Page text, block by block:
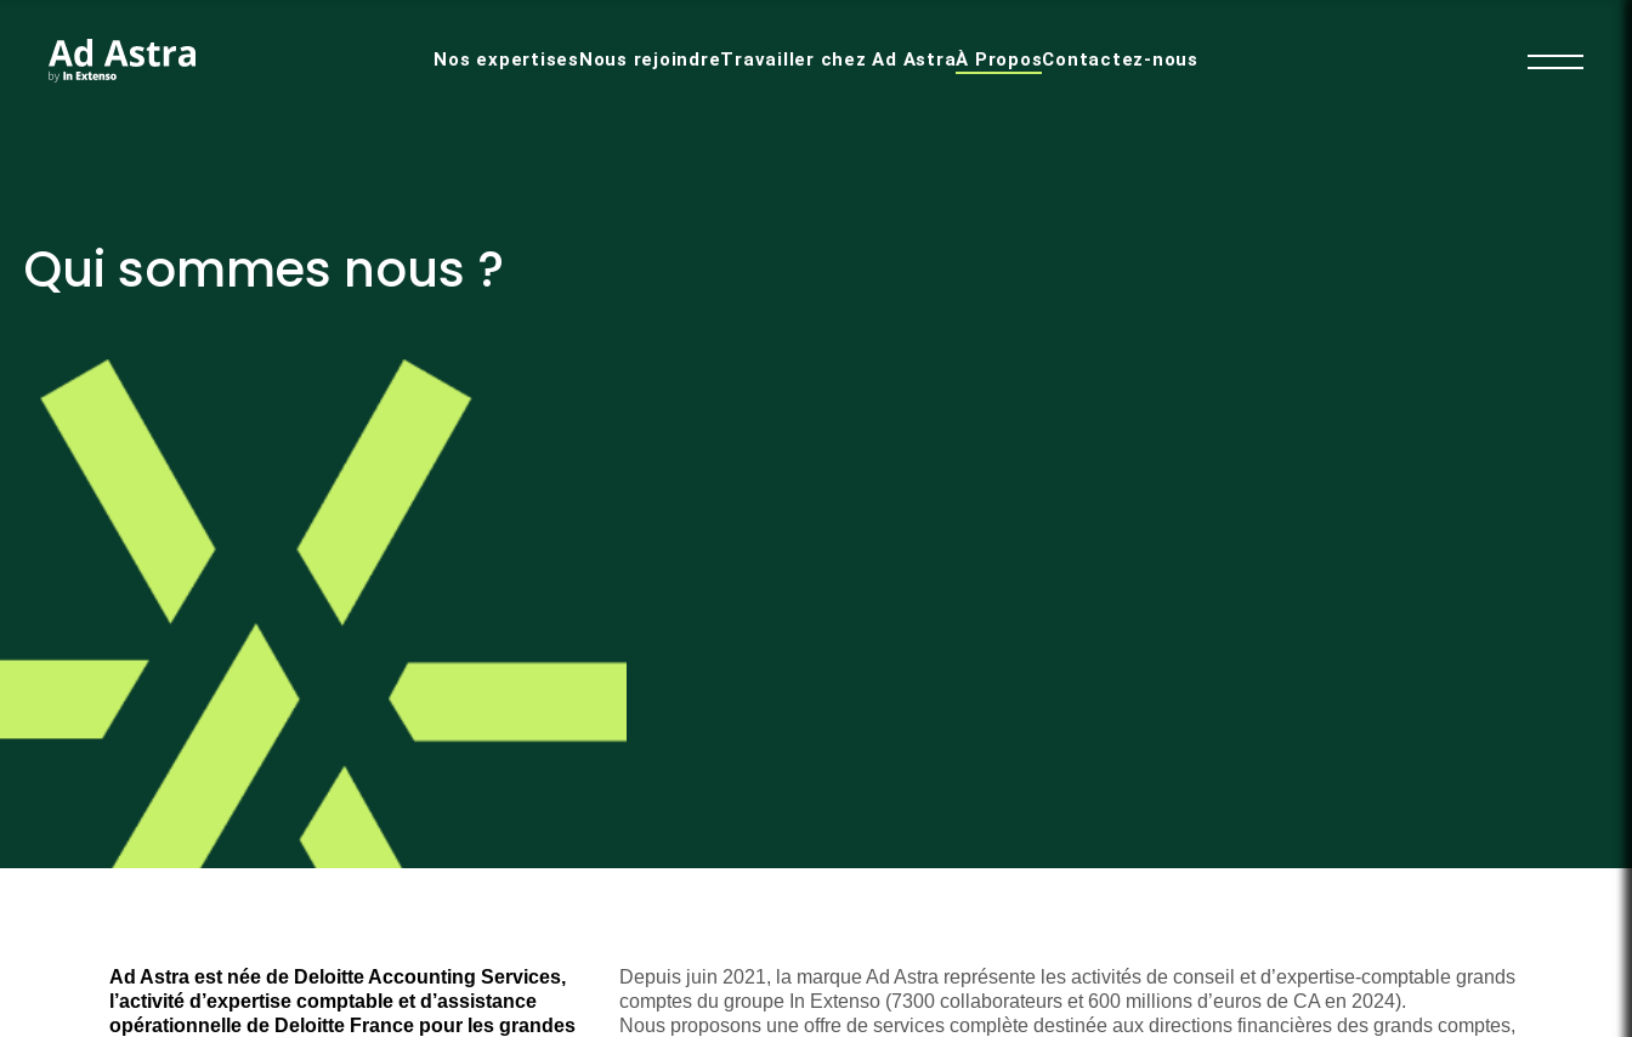
Nos expertisesNous rejoindreTravailler chez Ad AstraÀ ProposContactez-nous
Qui sommes nous ?
Ad Astra est née de Deloitte Accounting Services,
l’activité d’expertise comptable et d’assistance
opérationnelle de Deloitte France pour les grandes
Depuis juin 2021, la marque Ad Astra représente les activités de conseil et d’expertise-comptable grands
comptes du groupe In Extenso (7300 collaborateurs et 600 millions d’euros de CA en 2024).
Nous proposons une offre de services complète destinée aux directions financières des grands comptes,